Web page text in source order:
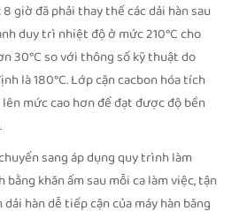
giờ đã phải thay thế các dải hàn sau
duy trì nhiệt độ ở mức 210°C cho
30°C so với thông số kỹ thuật do
là 180°C. Lớp cặn cacbon hóa tích
mức cao hơn để đạt được độ bền
sang áp dụng quy trình làm
bằng khăn ấm sau mỗi ca làm việc, tận
hàn dễ tiếp cận của máy hàn băng